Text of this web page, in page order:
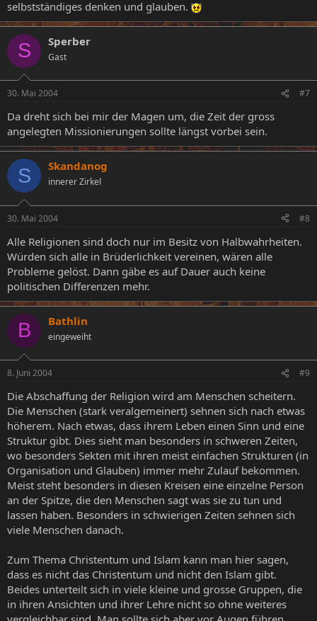
selbstständiges denken und glauben.
S Sperber
Gast
30. Mai 2004 #7
Da dreht sich bei mir der Magen um, die Zeit der gross
angelegten Missionierungen sollte längst vorbei sein.
S Skandanog
innerer Zirkel
30. Mai 2004 #8
Alle Religionen sind doch nur im Besitz von Halbwahrheiten.
Würden sich alle in Brüderlichkeit vereinen, wären alle
Probleme gelöst. Dann gäbe es auf Dauer auch keine
politischen Differenzen mehr.
B Bathlin
eingeweiht
8. Juni 2004 #9
Die Abschaffung der Religion wird am Menschen scheitern.
Die Menschen (stark veralgemeinert) sehnen sich nach etwas
höherem. Nach etwas, dass ihrem Leben einen Sinn und eine
Struktur gibt. Dies sieht man besonders in schweren Zeiten,
wo besonders Sekten mit ihren meist einfachen Strukturen (in
Organisation und Glauben) immer mehr Zulauf bekommen.
Meist steht besonders in diesen Kreisen eine einzelne Person
an der Spitze, die den Menschen sagt was sie zu tun und
lassen haben. Besonders in schwierigen Zeiten sehnen sich
viele Menschen danach.
Zum Thema Christentum und Islam kann man hier sagen,
dass es nicht das Christentum und nicht den Islam gibt.
Beides unterteilt sich in viele kleine und grosse Gruppen, die
in ihren Ansichten und ihrer Lehre nicht so ohne weiteres